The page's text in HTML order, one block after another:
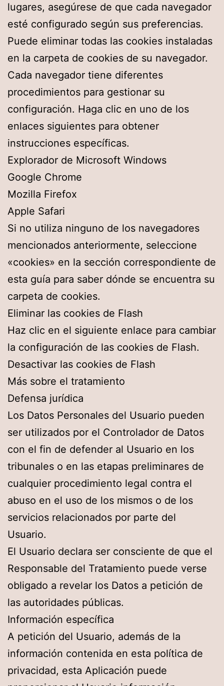
lugares, asegúrese de que cada navegador
esté configurado según sus preferencias.
Puede eliminar todas las cookies instaladas
en la carpeta de cookies de su navegador.
Cada navegador tiene diferentes
procedimientos para gestionar su
configuración. Haga clic en uno de los
enlaces siguientes para obtener
instrucciones específicas.
Explorador de Microsoft Windows
Google Chrome
Mozilla Firefox
Apple Safari
Si no utiliza ninguno de los navegadores
mencionados anteriormente, seleccione
«cookies» en la sección correspondiente de
esta guía para saber dónde se encuentra su
carpeta de cookies.
Eliminar las cookies de Flash
Haz clic en el siguiente enlace para cambiar
la configuración de las cookies de Flash.
Desactivar las cookies de Flash
Más sobre el tratamiento
Defensa jurídica
Los Datos Personales del Usuario pueden
ser utilizados por el Controlador de Datos
con el fin de defender al Usuario en los
tribunales o en las etapas preliminares de
cualquier procedimiento legal contra el
abuso en el uso de los mismos o de los
servicios relacionados por parte del
Usuario.
El Usuario declara ser consciente de que el
Responsable del Tratamiento puede verse
obligado a revelar los Datos a petición de
las autoridades públicas.
Información específica
A petición del Usuario, además de la
información contenida en esta política de
privacidad, esta Aplicación puede